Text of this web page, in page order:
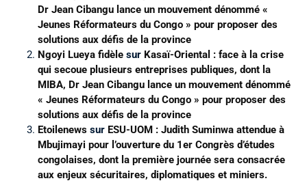
Dr Jean Cibangu lance un mouvement dénommé «
Jeunes Réformateurs du Congo » pour proposer des
solutions aux défis de la province
Ngoyi Lueya fidèle sur Kasaï-Oriental : face à la crise
qui secoue plusieurs entreprises publiques, dont la
MIBA, Dr Jean Cibangu lance un mouvement dénommé
« Jeunes Réformateurs du Congo » pour proposer des
solutions aux défis de la province
Etoilenews sur ESU-UOM : Judith Suminwa attendue à
Mbujimayi pour l’ouverture du 1er Congrès d’études
congolaises, dont la première journée sera consacrée
aux enjeux sécuritaires, diplomatiques et miniers.